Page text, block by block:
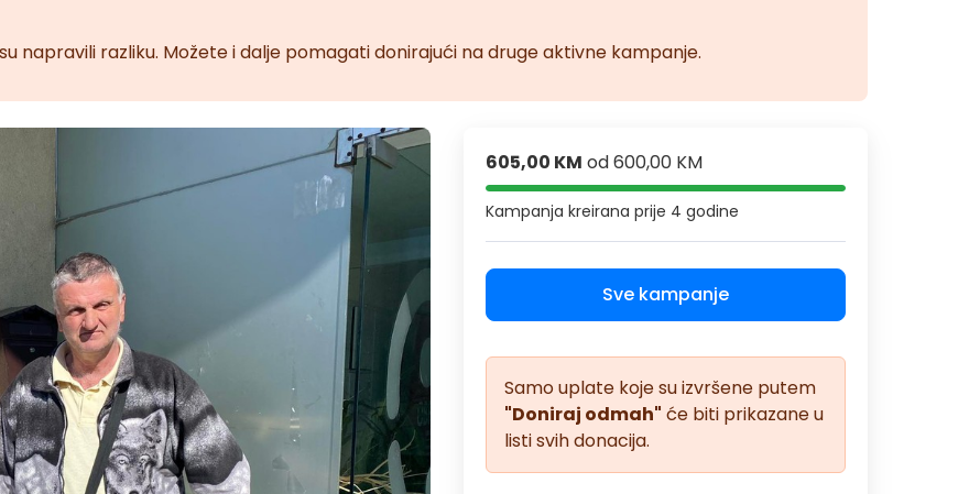
napravili razliku. Možete i dalje pomagati donirajući na druge aktivne kampanje.
605,00 KM od600,00 KM
Kampanja kreiranaprije 4 godine
Sve kampanje
Samo uplate koje su izvršene putem
"Doniraj odmah" će biti prikazane u
listi svih donacija.